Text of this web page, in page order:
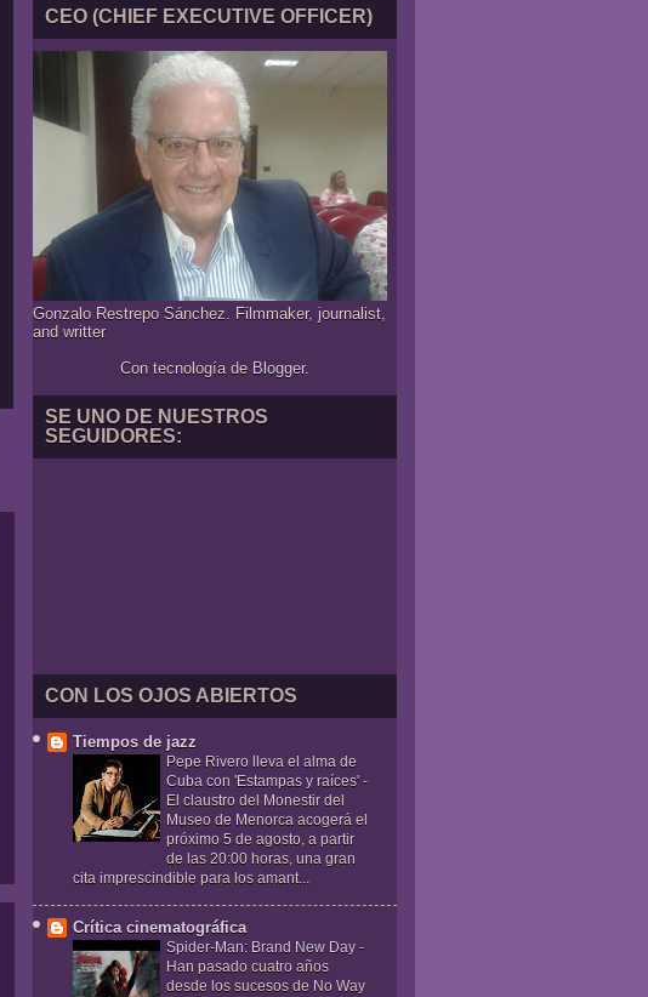
CEO (CHIEF EXECUTIVE OFFICER)
Gonzalo Restrepo Sánchez. Filmmaker, journalist,
and writter
Con tecnología de Blogger.
SE UNO DE NUESTROS
SEGUIDORES:
CON LOS OJOS ABIERTOS
Tiempos de jazz
Pepe Rivero lleva el alma de
Cuba con 'Estampas y raíces' -
El claustro del Monestir del
Museo de Menorca acogerá el
próximo 5 de agosto, a partir
de las 20:00 horas, una gran
cita imprescindible para los amant...
Crítica cinematográfica
Spider-Man: Brand New Day -
Han pasado cuatro años
desde los sucesos de No Way